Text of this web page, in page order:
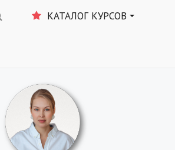
КАТАЛОГ КУРСОВ